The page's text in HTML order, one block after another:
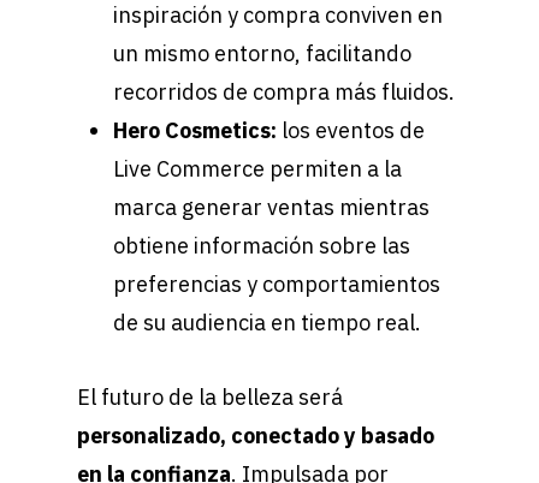
inspiración y compra conviven en
un mismo entorno, facilitando
recorridos de compra más fluidos.
Hero Cosmetics: los eventos de
Live Commerce permiten a la
marca generar ventas mientras
obtiene información sobre las
preferencias y comportamientos
de su audiencia en tiempo real.
El futuro de la belleza será
personalizado, conectado y basado
en la confianza. Impulsada por